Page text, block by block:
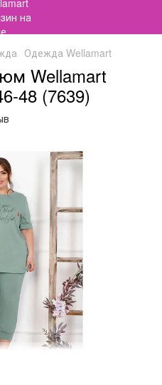
Одежда Wellamart
Wellamart
48 (7639)